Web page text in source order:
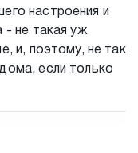
настроения и
- не такая уж
и, поэтому, не так
если только